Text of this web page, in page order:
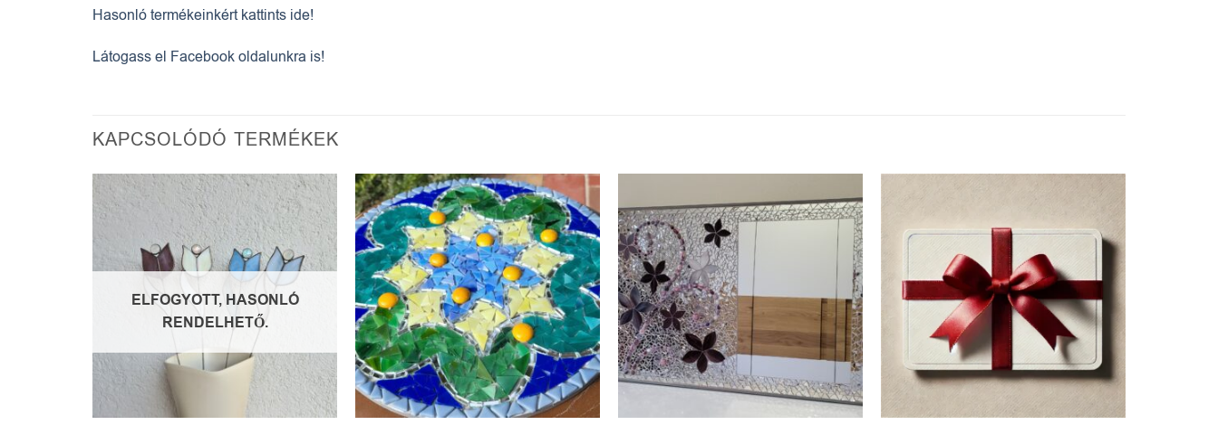
Hasonló termékeinkért kattints ide!
Látogass el Facebook oldalunkra is!
KAPCSOLÓDÓ TERMÉKEK
Kedvencekhez
ELFOGYOTT, HASONLÓ
RENDELHETŐ.
Kedvencekhez Kedvencekhez